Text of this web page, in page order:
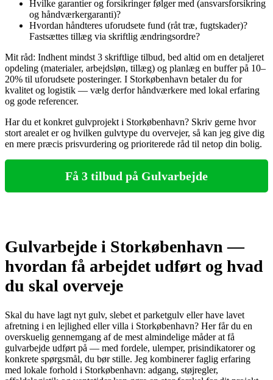
Hvilke garantier og forsikringer følger med (ansvarsforsikring
og håndværkergaranti)?
Hvordan håndteres uforudsete fund (råt træ, fugtskader)?
Fastsættes tillæg via skriftlig ændringsordre?
Mit råd: Indhent mindst 3 skriftlige tilbud, bed altid om en detaljeret
opdeling (materialer, arbejdsløn, tillæg) og planlæg en buffer på 10–
20% til uforudsete posteringer. I Storkøbenhavn betaler du for
kvalitet og logistik — vælg derfor håndværkere med lokal erfaring
og gode referencer.
Har du et konkret gulvprojekt i Storkøbenhavn? Skriv gerne hvor
stort arealet er og hvilken gulvtype du overvejer, så kan jeg give dig
en mere præcis prisvurdering og prioriterede råd til netop din bolig.
Få 3 tilbud på Gulvarbejde
Gulvarbejde i Storkøbenhavn —
hvordan få arbejdet udført og hvad
du skal overveje
Skal du have lagt nyt gulv, slebet et parketgulv eller have lavet
afretning i en lejlighed eller villa i Storkøbenhavn? Her får du en
overskuelig gennemgang af de mest almindelige måder at få
gulvarbejde udført på — med fordele, ulemper, prisindikatorer og
konkrete spørgsmål, du bør stille. Jeg kombinerer faglig erfaring
med lokale forhold i Storkøbenhavn: adgang, støjregler,